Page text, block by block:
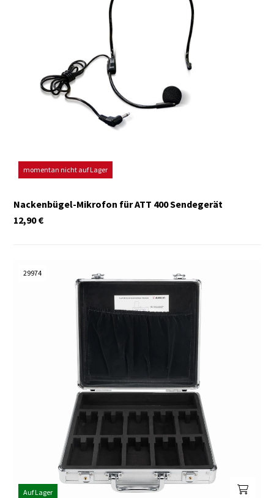
momentan nicht auf Lager
Nackenbügel-Mikrofon für ATT 400 Sendegerät
€
12,90
29974
Auf Lager